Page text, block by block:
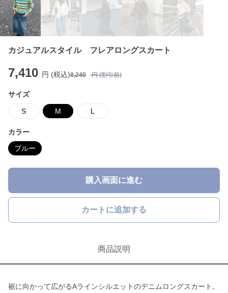
カジュアルスタイル フレアロングスカート
7,410 円 (税込)8,240 円 (割引前)
サイズ
S M L
カラー
ブルー
購入画面に進む
カートに追加する
商品説明
裾に向かって広がるAラインシルエットのデニムロングスカート。